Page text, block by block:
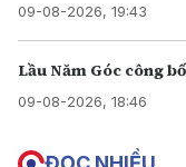
09-08-2026, 19:43
Lầu Năm Góc công
09-08-2026, 18:46